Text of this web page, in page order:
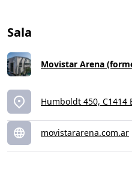
Sala
Movistar Arena
Humboldt 450,
movistararena.com.ar